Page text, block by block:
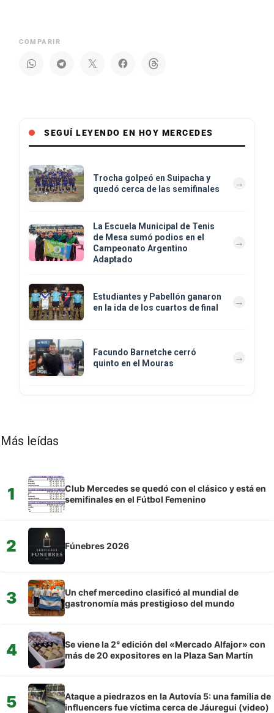
COMPARIR
SEGUÍ LEYENDO EN HOY MERCEDES
Trocha golpeó en Suipacha y
quedó cerca de las semifinales
La Escuela Municipal de Tenis
de Mesa sumó podios en el
Campeonato Argentino
Adaptado
Estudiantes y Pabellón ganaron
en la ida de los cuartos de final
Facundo Barnetche cerró
quinto en el Mouras
Más leídas
1
Club Mercedes se quedó con el clásico y está en
semifinales en el Fútbol Femenino
2 Fúnebres 2026
3
Un chef mercedino clasificó al mundial de
gastronomía más prestigioso del mundo
4
Se viene la 2° edición del «Mercado Alfajor» con
más de 20 expositores en la Plaza San Martín
5
Ataque a piedrazos en la Autovía 5: una familia de
influencers fue víctima cerca de Jáuregui (video)